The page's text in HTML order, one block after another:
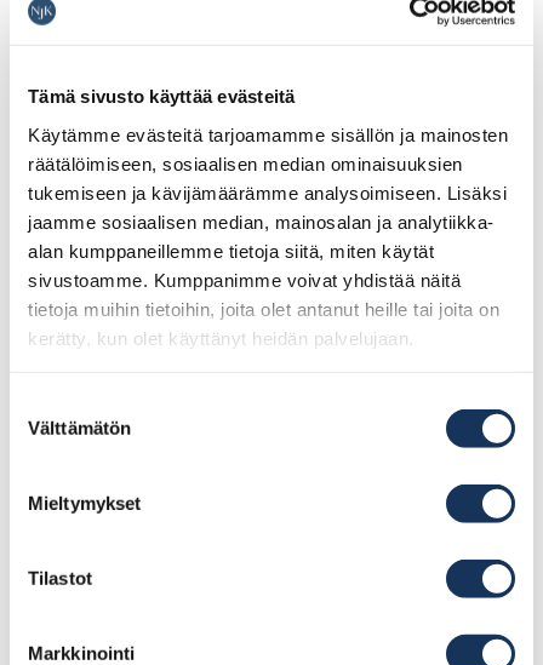
Tämä sivusto käyttää evästeitä
Käytämme evästeitä tarjoamamme sisällön ja mainosten
räätälöimiseen, sosiaalisen median ominaisuuksien
tukemiseen ja kävijämäärämme analysoimiseen. Lisäksi
jaamme sosiaalisen median, mainosalan ja analytiikka-
alan kumppaneillemme tietoja siitä, miten käytät
sivustoamme. Kumppanimme voivat yhdistää näitä
tietoja muihin tietoihin, joita olet antanut heille tai joita on
kerätty, kun olet käyttänyt heidän palvelujaan.
valinta
Välttämätön
Mieltymykset
Tilastot
Markkinointi
Pääruoat
NJK kesäkeitto
Caesar-kastikkeella ja parmesaanilla (L, G)